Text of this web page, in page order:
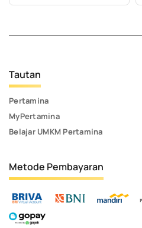
Tautan
Pertamina
MyPertamina
Belajar UMKM Pertamina
Metode Pembayaran